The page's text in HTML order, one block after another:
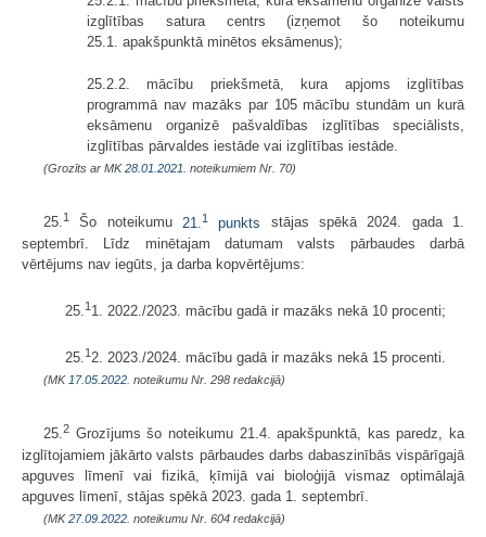
izglītības satura centrs (izņemot šo noteikumu
25.1. apakšpunktā minētos eksāmenus);
25.2.2. mācību priekšmetā, kura apjoms izglītības
programmā nav mazāks par 105 mācību stundām un kurā
eksāmenu organizē pašvaldības izglītības speciālists,
izglītības pārvaldes iestāde vai izglītības iestāde.
(Grozīts ar MK28.01.2021. noteikumiem Nr. 70)
25.1 Šo noteikumu 21. 1 punkts stājas spēkā 2024. gada 1.
septembrī. Līdz minētajam datumam valsts pārbaudes darbā
vērtējums nav iegūts, ja darba kopvērtējums:
25.1 1. 2022./2023. mācību gadā ir mazāks nekā 10 procenti;
25.12. 2023./2024. mācību gadā ir mazāks nekā 15 procenti.
(MK17.05.2022. noteikumu Nr. 298 redakcijā)
25.2 Grozījums šo noteikumu 21.4. apakšpunktā, kas paredz, ka
izglītojamiem jākārto valsts pārbaudes darbs dabaszinībās vispārīgajā
apguves līmenī vai fizikā, ķīmijā vai bioloģijā vismaz optimālajā
apguves līmenī, stājas spēkā 2023. gada 1. septembrī.
(MK27.09.2022. noteikumu Nr. 604 redakcijā)